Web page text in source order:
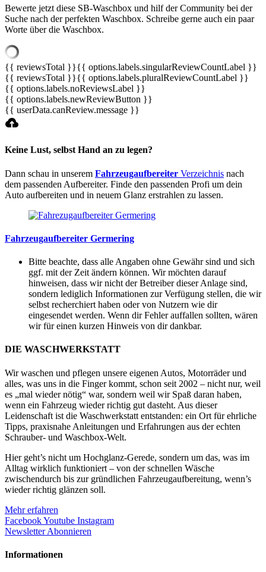
Bewerte jetzt diese SB-Waschbox und hilf der Community bei der
Suche nach der perfekten Waschbox. Schreibe gerne auch ein paar
Worte über die Waschbox.
{{ reviewsTotal }}{{ options.labels.singularReviewCountLabel }}
{{ reviewsTotal }}{{ options.labels.pluralReviewCountLabel }}
{{ options.labels.noReviewsLabel }}
{{ options.labels.newReviewButton }}
{{ userData.canReview.message }}
Keine Lust, selbst Hand an zu legen?
Dann schau in unserem Fahrzeugaufbereiter Verzeichnis nach
dem passenden Aufbereiter. Finde den passenden Profi um dein
Auto aufbereiten und in neuem Glanz erstrahlen zu lassen.
Fahrzeugaufbereiter Germering
Bitte beachte, dass alle Angaben ohne Gewähr sind und sich
ggf. mit der Zeit ändern können. Wir möchten darauf
hinweisen, dass wir nicht der Betreiber dieser Anlage sind,
sondern lediglich Informationen zur Verfügung stellen, die wir
selbst recherchiert haben oder von Nutzern wie dir
eingesendet werden. Wenn dir Fehler auffallen sollten, wären
wir für einen kurzen Hinweis von dir dankbar.
DIE WASCHWERKSTATT
Wir waschen und pflegen unsere eigenen Autos, Motorräder und
alles, was uns in die Finger kommt, schon seit 2002 – nicht nur, weil
es „mal wieder nötig“ war, sondern weil wir Spaß daran haben,
wenn ein Fahrzeug wieder richtig gut dasteht. Aus dieser
Leidenschaft ist die Waschwerkstatt entstanden: ein Ort für ehrliche
Tipps, praxisnahe Anleitungen und Erfahrungen aus der echten
Schrauber- und Waschbox-Welt.
Hier geht’s nicht um Hochglanz-Gerede, sondern um das, was im
Alltag wirklich funktioniert – von der schnellen Wäsche
zwischendurch bis zur gründlichen Fahrzeugaufbereitung, wenn’s
wieder richtig glänzen soll.
Mehr erfahren
FacebookYoutube Instagram
Newsletter Abonnieren
Informationen